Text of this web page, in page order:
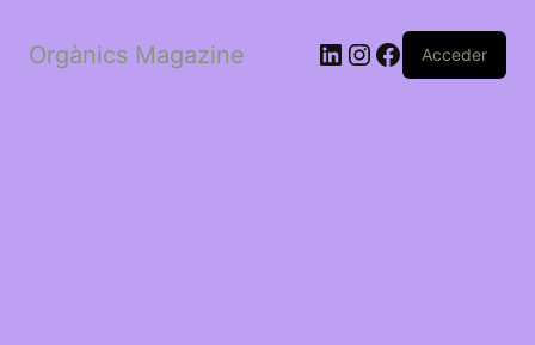
Orgànics Magazine LinkedIn
Instagram
Facebook
Acceder